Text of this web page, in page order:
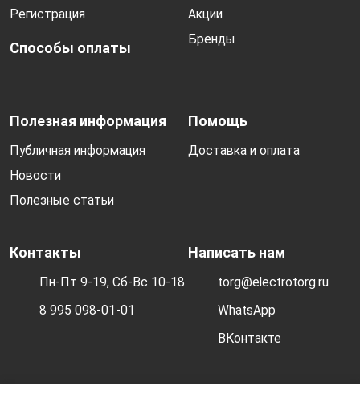
Регистрация
Способы оплаты
Акции
Бренды
Полезная информация
Публичная информация
Новости
Полезные статьи
Помощь
Доставка и оплата
Контакты
Пн-Пт 9-19, Сб-Вс 10-18
8 995 098-01-01
Написать нам
torg@electrotorg.ru
WhatsApp
ВКонтакте